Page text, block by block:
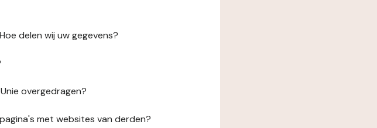
delen wij uw gegevens?
overgedragen?
met websites van derden?